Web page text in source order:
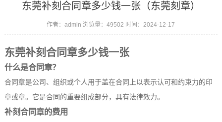
东莞补刻合同章多少钱一张（东莞刻章）
作者：admin 浏览量：49502 时间：2024-12-17
东莞补刻合同章多少钱一张
什么是合同章？
合同章是公司、组织或个人用于盖在合同上以表示认可和约束力的印
章或章。它是合同的重要组成部分，具有法律效力。
补刻合同章的费用